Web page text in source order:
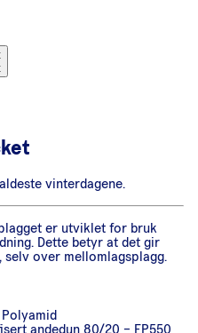
vinterdagene.
er utviklet for bruk
Dette betyr at det gir
selv over mellomlagsplagg.
andedun 80/20 – FP550